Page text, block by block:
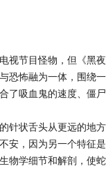
视节目怪物，但《黑
恐怖融为一体，围绕
了吸血鬼的速度、僵
针状舌头从更远的地
安，因为另一个特征
物学细节和解剖，使